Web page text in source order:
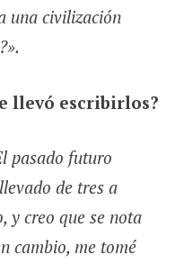
una civilización
llevó escribirlos?
pasado futuro
de tres a
y creo que se nota
cambio, me tomé